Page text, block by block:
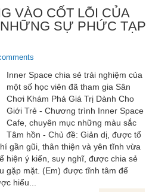
VÀO CỐT LÕI CỦA
SỰ PHỨC TẠP
Inner Space chia sẻ trải nghiệm của
một số học viên đã tham gia Sân
Chơi Khám Phá Giá Trị Dành Cho
Giới Trẻ - Chương trình Inner Space
Cafe, chuyên mục những màu sắc
Tâm hồn - Chủ đề: Giản dị, được tổ
gần gũi, thân thiện và yên tĩnh vừa
hiện ý kiến, suy nghĩ, được chia sẻ
gặp mặt. (Em) được tĩnh tâm để
hiểu...